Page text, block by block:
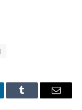
Tumblr Email